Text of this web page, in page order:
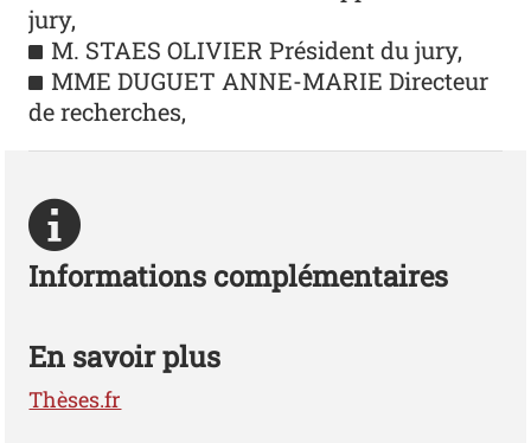
jury,
M. STAES OLIVIER Président du jury,
MME DUGUET ANNE-MARIE Directeur
de recherches,
Informations complémentaires
En savoir plus
Thèses.fr